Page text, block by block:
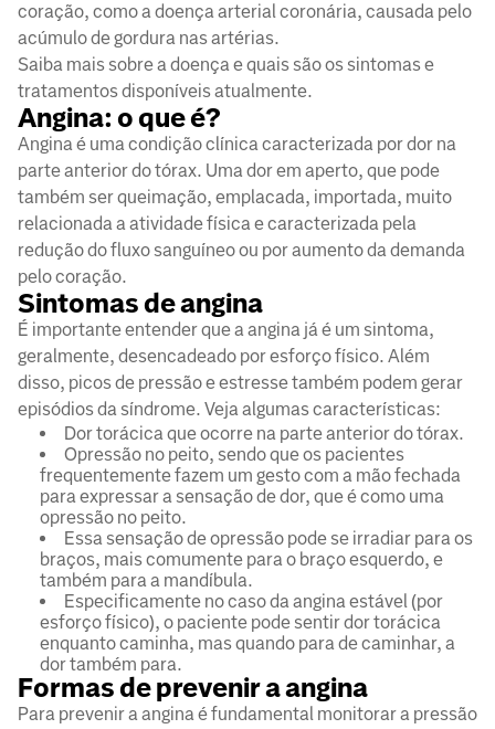
coração, como a doença arterial coronária, causada pelo
acúmulo de gordura nas artérias.
Saiba mais sobre a doença e quais são os sintomas e
tratamentos disponíveis atualmente.
Angina: o que é?
Angina é uma condição clínica caracterizada por dor na
parte anterior do tórax. Uma dor em aperto, que pode
também ser queimação, emplacada, importada, muito
relacionada a atividade física e caracterizada pela
redução do fluxo sanguíneo ou por aumento da demanda
pelo coração.
Sintomas de angina
É importante entender que a angina já é um sintoma,
geralmente, desencadeado por esforço físico. Além
disso, picos de pressão e estresse também podem gerar
episódios da síndrome. Veja algumas características:
Dor torácica que ocorre na parte anterior do tórax.
Opressão no peito, sendo que os pacientes
frequentemente fazem um gesto com a mão fechada
para expressar a sensação de dor, que é como uma
opressão no peito.
Essa sensação de opressão pode se irradiar para os
braços, mais comumente para o braço esquerdo, e
também para a mandíbula.
Especificamente no caso da angina estável (por
esforço físico), o paciente pode sentir dor torácica
enquanto caminha, mas quando para de caminhar, a
dor também para.
Formas de prevenir a angina
Para prevenir a angina é fundamental monitorar a pressão